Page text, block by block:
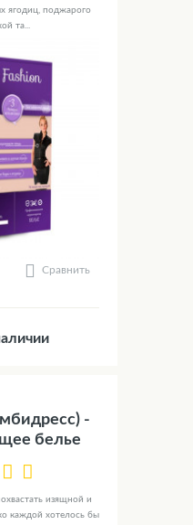
ягодиц, поджарого
та...
Сравнить
-
белье
изящной и
каждой хотелось бы